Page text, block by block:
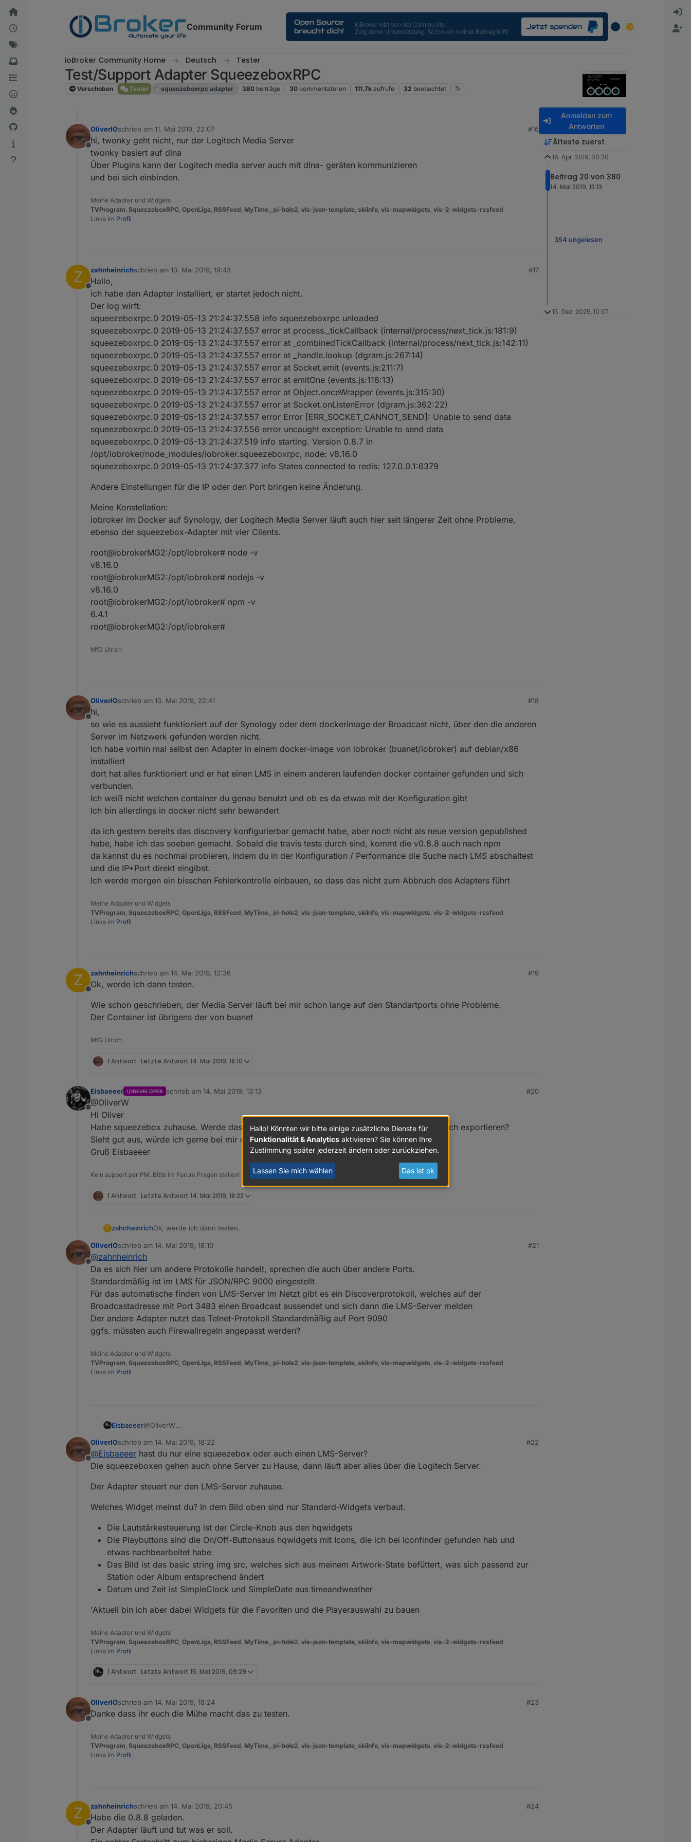
Weiter zum Inhalt
Community Forum
ioBroker Community Home Deutsch Tester
Test/Support Adapter SqueezeboxRPC
Verschoben Tester squeezeboxrpc adapter 380 beiträge 30 kommentatoren 111.7k aufrufe 32 beobachtet
Offline
OliverIOschrieb am 11. Mai 2019, 22:07
zuletzt editiert von
#16
hi, twonky geht nicht, nur der Logitech Media Server
twonky basiert auf dlna
Über Plugins kann der Logitech media server auch mit dlna- geräten kommunizieren
und bei sich einbinden.
Meine Adapter und Widgets
TVProgram, SqueezeboxRPC, OpenLiga, RSSFeed, MyTime,, pi-hole2, vis-json-template, skiinfo, vis-mapwidgets, vis-2-widgets-rssfeed
Links im Profil
Z
Offline
zahnheinrichschrieb am 13. Mai 2019, 19:43
zuletzt editiert von
#17
Hallo,
ich habe den Adapter installiert, er startet jedoch nicht.
Der log wirft:
squeezeboxrpc.0 2019-05-13 21:24:37.558 info squeezeboxrpc unloaded
squeezeboxrpc.0 2019-05-13 21:24:37.557 error at process._tickCallback (internal/process/next_tick.js:181:9)
squeezeboxrpc.0 2019-05-13 21:24:37.557 error at _combinedTickCallback (internal/process/next_tick.js:142:11)
squeezeboxrpc.0 2019-05-13 21:24:37.557 error at _handle.lookup (dgram.js:267:14)
squeezeboxrpc.0 2019-05-13 21:24:37.557 error at Socket.emit (events.js:211:7)
squeezeboxrpc.0 2019-05-13 21:24:37.557 error at emitOne (events.js:116:13)
squeezeboxrpc.0 2019-05-13 21:24:37.557 error at Object.onceWrapper (events.js:315:30)
squeezeboxrpc.0 2019-05-13 21:24:37.557 error at Socket.onListenError (dgram.js:362:22)
squeezeboxrpc.0 2019-05-13 21:24:37.557 error Error [ERR_SOCKET_CANNOT_SEND]: Unable to send data
squeezeboxrpc.0 2019-05-13 21:24:37.556 error uncaught exception: Unable to send data
squeezeboxrpc.0 2019-05-13 21:24:37.519 info starting. Version 0.8.7 in
/opt/iobroker/node_modules/iobroker.squeezeboxrpc, node: v8.16.0
squeezeboxrpc.0 2019-05-13 21:24:37.377 info States connected to redis: 127.0.0.1:6379
Andere Einstellungen für die IP oder den Port bringen keine Änderung.
Meine Konstellation:
iobroker im Docker auf Synology, der Logitech Media Server läuft auch hier seit längerer Zeit ohne Probleme,
ebenso der squeezebox-Adapter mit vier Clients.
root@iobrokerMG2:/opt/iobroker# node -v
v8.16.0
root@iobrokerMG2:/opt/iobroker# nodejs -v
v8.16.0
root@iobrokerMG2:/opt/iobroker# npm -v
6.4.1
root@iobrokerMG2:/opt/iobroker#
MfG Ulrich
Offline
OliverIOschrieb am 13. Mai 2019, 22:41
zuletzt editiert von
#18
hi,
so wie es aussieht funktioniert auf der Synology oder dem dockerimage der Broadcast nicht, über den die anderen
Server im Netzwerk gefunden werden nicht.
Ich habe vorhin mal selbst den Adapter in einem docker-image von iobroker (buanet/iobroker) auf debian/x86
installiert
dort hat alles funktioniert und er hat einen LMS in einem anderen laufenden docker container gefunden und sich
verbunden.
Ich weiß nicht welchen container du genau benutzt und ob es da etwas mit der Konfiguration gibt
Ich bin allerdings in docker nicht sehr bewandert
da ich gestern bereits das discovery konfigurierbar gemacht habe, aber noch nicht als neue version gepublished
habe, habe ich das soeben gemacht. Sobald die travis tests durch sind, kommt die v0.8.8 auch nach npm
da kannst du es nochmal probieren, indem du in der Konfiguration / Performance die Suche nach LMS abschaltest
und die IP+Port direkt eingibst.
Ich werde morgen ein bisschen Fehlerkontrolle einbauen, so dass das nicht zum Abbruch des Adapters führt
Meine Adapter und Widgets
TVProgram, SqueezeboxRPC, OpenLiga, RSSFeed, MyTime,, pi-hole2, vis-json-template, skiinfo, vis-mapwidgets, vis-2-widgets-rssfeed
Links im Profil
Z
Offline
zahnheinrichschrieb am 14. Mai 2019, 12:36
zuletzt editiert von
#19
Ok, werde ich dann testen.
Wie schon geschrieben, der Media Server läuft bei mir schon lange auf den Standartports ohne Probleme.
Der Container ist übrigens der von buanet
MfG Ulrich
1 Antwort Letzte Antwort 14. Mai 2019, 18:10
Offline
Eisbaeeer DEVELOPER schrieb am 14. Mai 2019, 13:13
zuletzt editiert von
#20
@OliverW
Hi Oliver
Habe squeezebox zuhause. Werde das bei Gelegenheit testen. Kannst du dein Widget für mich exportieren?
Sieht gut aus, würde ich gerne bei mir einsetzen.
Gruß Eisbaeeer
Kein support per PM. Bitte im Forum Fragen stellen!
1 Antwort Letzte Antwort 14. Mai 2019, 18:22
Z zahnheinrichOk, werde ich dann testen.
Wie schon geschrieben, der Media Server läuft bei mir schon lange auf den Standartports ohne Probleme.
Offline
OliverIOschrieb am 14. Mai 2019, 18:10
zuletzt editiert von
#21
@zahnheinrich
Da es sich hier um andere Protokolle handelt, sprechen die auch über andere Ports.
Standardmäßig ist im LMS für JSON/RPC 9000 eingestellt
Für das automatische finden von LMS-Server im Netzt gibt es ein Discoverprotokoll, welches auf der
Broadcastadresse mit Port 3483 einen Broadcast aussendet und sich dann die LMS-Server melden
Der andere Adapter nutzt das Telnet-Protokoll Standardmäßig auf Port 9090
ggfs. müssten auch Firewallregeln angepasst werden?
Meine Adapter und Widgets
TVProgram SqueezeboxRPC OpenLiga RSSFeed MyTime pi-hole2 vis-json-template skiinfo vis-mapwidgets vis-2-widgets-rssfeed
Links im Profil
Eisbaeeer@OliverW
Habe squeezebox zuhause. Werde das bei Gelegenheit testen. Kannst du dein Widget für mich exportieren?
Sieht gut aus, würde ich gerne bei mir einsetzen.
Gruß Eisbaeeer
Offline
OliverIOschrieb am 14. Mai 2019, 18:22
zuletzt editiert von
#22
@Eisbaeeer hast du nur eine squeezebox oder auch einen LMS-Server?
Die squeezeboxen gehen auch ohne Server zu Hause, dann läuft aber alles über die Logitech Server.
Der Adapter steuert nur den LMS-Server zuhause.
Welches Widget meinst du? In dem Bild oben sind nur Standard-Widgets verbaut.
Die Lautstärkesteuerung ist der Circle-Knob aus den hqwidgets
Die Playbuttons sind die On/Off-Buttonsaus hqwidgets mit Icons, die ich bei Iconfinder gefunden hab und
etwas nachbearbeitet habe
Das Bild ist das basic string img src, welches sich aus meinem Artwork-State befüttert, was sich passend zur
Station oder Album entsprechend ändert
Datum und Zeit ist SimpleClock und SimpleDate aus timeandweather
'Aktuell bin ich aber dabei Widgets für die Favoriten und die Playerauswahl zu bauen
Meine Adapter und Widgets
TVProgram SqueezeboxRPC OpenLiga RSSFeed MyTime pi-hole2 vis-json-template skiinfo vis-mapwidgets vis-2-widgets-rssfeed
Links im Profil
1 Antwort Letzte Antwort 15. Mai 2019, 09:29
Offline
OliverIOschrieb am 14. Mai 2019, 18:24
zuletzt editiert von
#23
Danke dass ihr euch die Mühe macht das zu testen.
Meine Adapter und Widgets
TVProgram SqueezeboxRPC OpenLiga RSSFeed MyTime pi-hole2 vis-json-template skiinfo vis-mapwidgets vis-2-widgets-rssfeed
Links im Profil
Z
Offline
zahnheinrichschrieb am 14. Mai 2019, 20:45
zuletzt editiert von
#24
Habe die 0.8.8 geladen.
Der Adapter läuft und tut was er soll.
Anmelden zum
Antworten
Älteste zuerst
16. Apr. 2019, 00:20
Beitrag 20 von 380
14. Mai 2019, 13:13
354 ungelesen
15. Dez. 2025, 10:37
Hallo! Könnten wir bitte einige zusätzliche Dienste für
Funktionalität & Analytics aktivieren? Sie können Ihre
Zustimmung später jederzeit ändern oder zurückziehen.
Lassen Sie mich wählen Das ist ok